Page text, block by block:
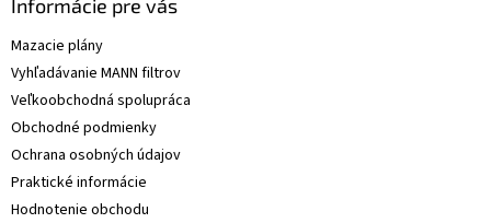
Informácie pre vás
Mazacie plány
Vyhľadávanie MANN filtrov
Veľkoobchodná spolupráca
Obchodné podmienky
Ochrana osobných údajov
Praktické informácie
Hodnotenie obchodu